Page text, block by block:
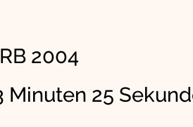
2004
Minuten 25